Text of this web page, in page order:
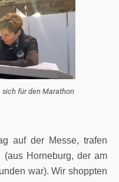
für den Marathon
auf der Messe, trafen
(aus Horneburg, der am
war). Wir shoppten